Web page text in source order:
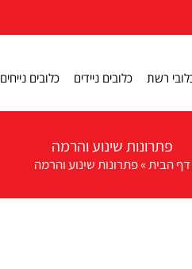
רשת כלובים ניידים כלובים נייחים
פתרונות שינוע והרמה
דף הבית»פתרונות שינוע והרמה